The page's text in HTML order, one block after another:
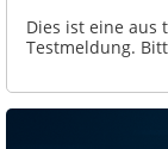
Dies ist eine aus
Testmeldung.